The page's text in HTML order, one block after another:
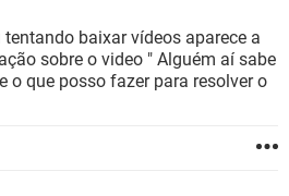
GMAIL
EXCEL
GMAIL
WHATSAPP
FACEBOOK
baixar vídeos aparece a
sobre o video " Alguém aí sabe
o que posso fazer para resolver o